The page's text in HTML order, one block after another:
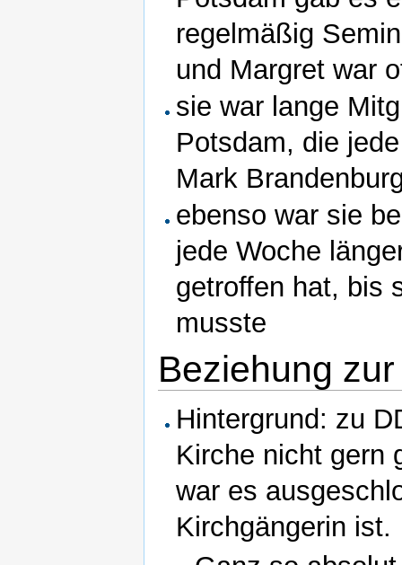
regelmäßig
und Margret war
sie war lange
Potsdam, die
Mark
ebenso war sie
jede Woche
getroffen hat, bis
musste
Beziehung
Hintergrund: zu
Kirche nicht gern
war es
Kirchgängerin ist.